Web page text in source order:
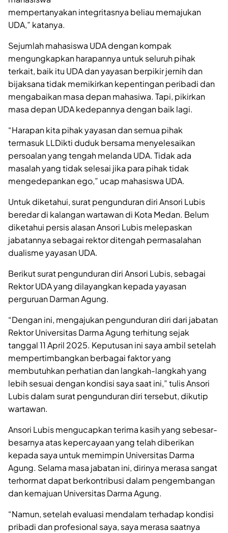
mempertanyakan integritasnya beliau memajukan
UDA,” katanya.
Sejumlah mahasiswa UDA dengan kompak
mengungkapkan harapannya untuk seluruh pihak
terkait, baik itu UDA dan yayasan berpikir jernih dan
bijaksana tidak memikirkan kepentingan peribadi dan
mengabaikan masa depan mahasiwa. Tapi, pikirkan
masa depan UDA kedepannya dengan baik lagi.
“Harapan kita pihak yayasan dan semua pihak
termasuk LLDikti duduk bersama menyelesaikan
persoalan yang tengah melanda UDA. Tidak ada
masalah yang tidak selesai jika para pihak tidak
mengedepankan ego,” ucap mahasiswa UDA.
Untuk diketahui, surat pengunduran diri Ansori Lubis
beredar di kalangan wartawan di Kota Medan. Belum
diketahui persis alasan Ansori Lubis melepaskan
jabatannya sebagai rektor ditengah permasalahan
dualisme yayasan UDA.
Berikut surat pengunduran diri Ansori Lubis, sebagai
Rektor UDA yang dilayangkan kepada yayasan
perguruan Darman Agung.
“Dengan ini, mengajukan pengunduran diri dari jabatan
Rektor Universitas Darma Agung terhitung sejak
tanggal 11 April 2025. Keputusan ini saya ambil setelah
mempertimbangkan berbagai faktor yang
membutuhkan perhatian dan langkah-langkah yang
lebih sesuai dengan kondisi saya saat ini,” tulis Ansori
Lubis dalam surat pengunduran diri tersebut, dikutip
wartawan.
Ansori Lubis mengucapkan terima kasih yang sebesar-
besarnya atas kepercayaan yang telah diberikan
kepada saya untuk memimpin Universitas Darma
Agung. Selama masa jabatan ini, dirinya merasa sangat
terhormat dapat berkontribusi dalam pengembangan
dan kemajuan Universitas Darma Agung.
“Namun, setelah evaluasi mendalam terhadap kondisi
pribadi dan profesional saya, saya merasa saatnya